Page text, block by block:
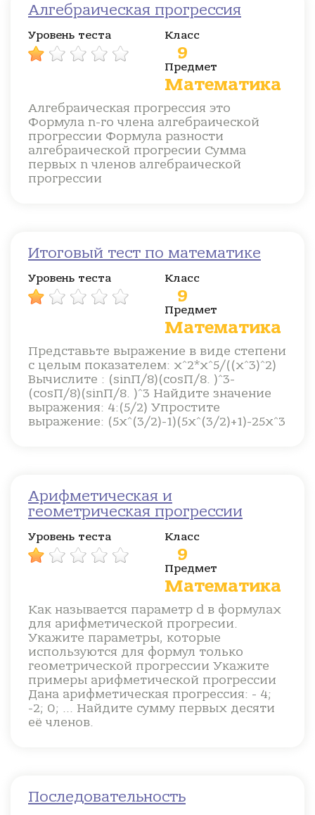
Алгебраическая прогрессия
Уровень теста Класс
9
Предмет
Математика
Алгебраическая прогрессия это
Формула n-го члена алгебраической
прогрессии Формула разности
алгебраической прогресии Сумма
первых n членов алгебраической
прогрессии
Итоговый тест по математике
Уровень теста Класс
9
Предмет
Математика
Представьте выражение в виде степени
с целым показателем: x^2*x^5/((x^3)^2)
Вычислите : (sinП/8)(cosП/8. )^3-
(cosП/8)(sinП/8. )^3 Найдите значение
выражения: 4:(5/2) Упростите
выражение: (5х^(3/2)-1)(5х^(3/2)+1)-25x^3
Арифметическая и
геометрическая прогрессии
Уровень теста Класс
9
Предмет
Математика
Как называется параметр d в формулах
для арифметической прогресии.
Укажите параметры, которые
используются для формул только
геометрической прогрессии Укажите
примеры арифметической прогрессии
Дана арифметическая прогрессия: - 4;
-2; 0; ... Найдите сумму первых десяти
её членов.
Последовательность